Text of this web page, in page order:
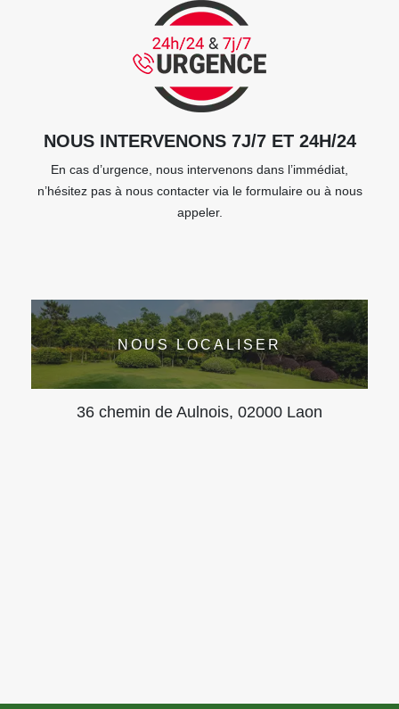
NOUS INTERVENONS 7J/7 ET 24H/24
En cas d’urgence, nous intervenons dans l’immédiat,
n’hésitez pas à nous contacter via le formulaire ou à nous
appeler.
NOUS LOCALISER
36 chemin de Aulnois, 02000 Laon